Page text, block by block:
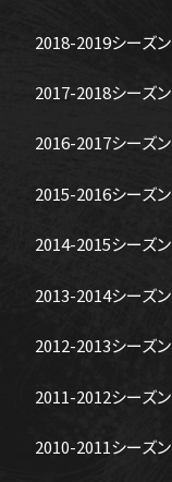
2018-2019シーズン
2017-2018シーズン
2016-2017シーズン
2015-2016シーズン
2014-2015シーズン
2013-2014シーズン
2012-2013シーズン
2011-2012シーズン
2010-2011シーズン